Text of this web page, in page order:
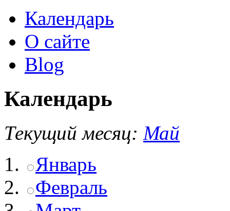
Календарь
О сайте
Blog
Календарь
Текущий месяц: Май
Январь
Февраль